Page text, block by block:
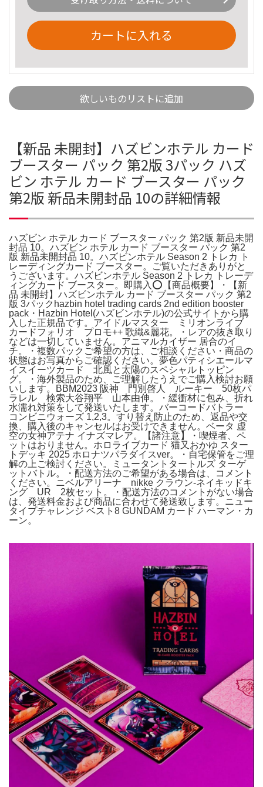
カートに入れる
欲しいものリストに追加
【新品 未開封】ハズビンホテル カード
ブースター パック 第2版 3パック ハズ
ビン ホテル カード ブースター パック
第2版 新品未開封品 10の詳細情報
ハズビン ホテル カード ブースター パック 第2版 新品未開
封品 10。ハズビン ホテル カード ブースター パック 第2
版 新品未開封品 10。ハズビンホテル Season 2 トレカ ト
レーディングカード ブースター。ご覧いただきありがと
うございます。ハズビンホテル Season 2 トレカ トレーデ
ィングカード ブースター。即購入️⭕️【商品概要】・【新
品 未開封】ハズビンホテル カード ブースター パック 第2
版 3パックhazbin hotel trading cards 2nd edition booster
pack・Hazbin Hotel(ハズビンホテル)の公式サイトから購
入した正規品です。アイドルマスター ミリオンライブ
カードフォリオ プロモ++ 歌織&麗花。・レアの抜き取り
などは一切していません。アニマルカイザー 居合のイ
チ。・複数パックご希望の方は、ご相談ください・商品の
状態はお写真からご確認ください。夢色パティシエールマ
イスイーツカード 北風と太陽のスペシャルトッピン
グ。・海外製品のため、ご理解したうえでご購入検討お願
いします。BBM2023 阪神 門別啓人 ルーキー 50枚パ
ラレル 検索大谷翔平 山本由伸。・緩衝材に包み、折れ
水濡れ対策をして発送いたします。バーコードバトラー
コンビニウォーズ 1,2,3。すり替え防止のため、返品や交
換、購入後のキャンセルはお受けできません。ベータ 虚
空の女神アテナ イナズマレア。【諸注意】・喫煙者、ペ
ットはおりません。ホロライブカード 猫又おかゆ スター
トデッキ 2025 ホロナツパラダイスver。・自宅保管をご理
解の上ご検討ください。ミュータントタートルズ ターゲ
ットバトル。・配送方法のご希望がある場合は、コメント
ください。ニベルアリーナ nikke クラウン-ネイキッドキ
ング UR 2枚セット。・配送方法のコメントがない場合
は、発送料金および商品に合わせて発送致します。ニュー
タイプチャレンジ ベスト8 GUNDAM カード ハーマン・カ
ーン。